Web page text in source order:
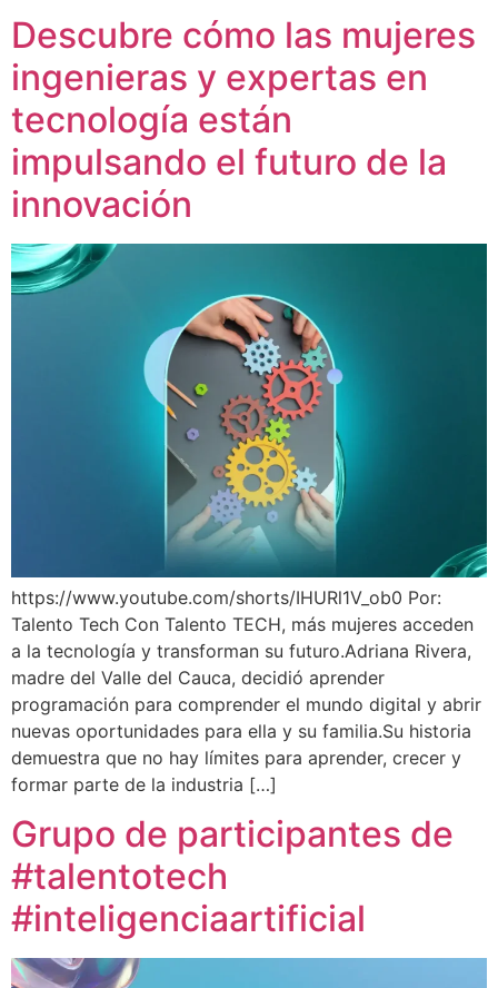
Descubre cómo las mujeres
ingenieras y expertas en
tecnología están
impulsando el futuro de la
innovación
https://www.youtube.com/shorts/IHURl1V_ob0 Por:
Talento Tech Con Talento TECH, más mujeres acceden
a la tecnología y transforman su futuro.Adriana Rivera,
madre del Valle del Cauca, decidió aprender
programación para comprender el mundo digital y abrir
nuevas oportunidades para ella y su familia.Su historia
demuestra que no hay límites para aprender, crecer y
formar parte de la industria […]
Grupo de participantes de
#talentotech
#inteligenciaartificial